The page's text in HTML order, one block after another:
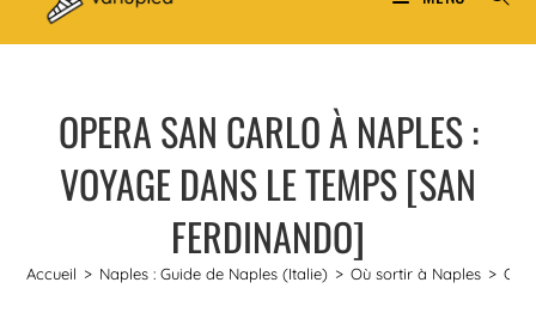
OPERA SAN CARLO À NAPLES :
VOYAGE DANS LE TEMPS [SAN
FERDINANDO]
Accueil > Naples : Guide de Naples (Italie) > Où sortir à Naples >